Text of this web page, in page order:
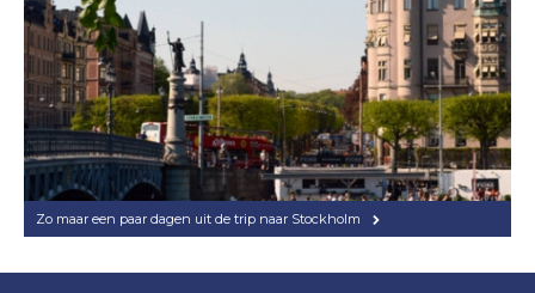
Zo maar een paar dagen uit de trip naar Stockholm